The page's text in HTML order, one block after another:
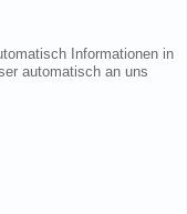
Informationen in
automatisch an uns